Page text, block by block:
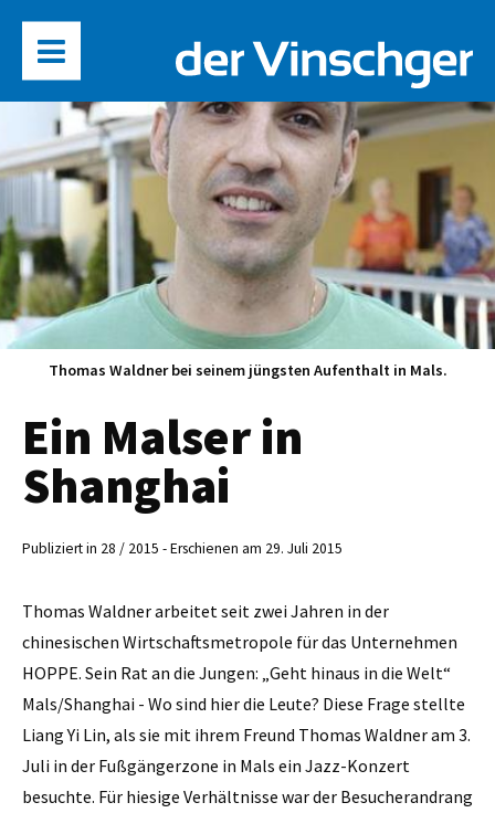
Thomas Waldner bei seinem jüngsten Aufenthalt in Mals.
Ein Malser in
Shanghai
Publiziert in 28 / 2015 - Erschienen am 29. Juli 2015
Thomas Waldner arbeitet seit zwei Jahren in der
chinesischen Wirtschaftsmetropole für das Unternehmen
HOPPE. Sein Rat an die Jungen: „Geht hinaus in die Welt“
Mals/Shanghai - Wo sind hier die Leute? Diese Frage stellte
Liang Yi Lin, als sie mit ihrem Freund Thomas Waldner am 3.
Juli in der Fußgängerzone in Mals ein Jazz-Konzert
besuchte. Für hiesige Verhältnisse war der Besucherandrang